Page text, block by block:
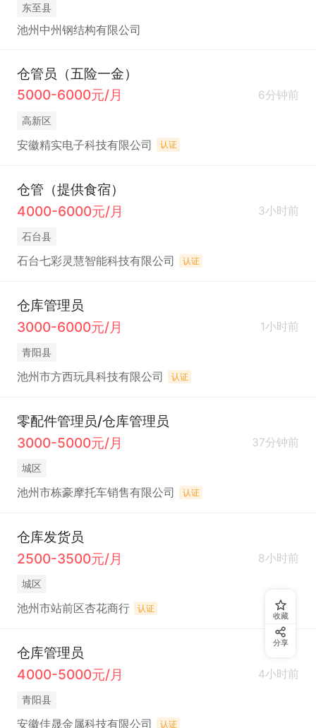
东至县
池州中州钢结构有限公司
仓管员（五险一金）
5000-6000元/月
6分钟前
高新区
安徽精实电子科技有限公司 认证
仓管（提供食宿）
4000-6000元/月
3小时前
石台县
石台七彩灵慧智能科技有限公司 认证
仓库管理员
3000-6000元/月
1小时前
青阳县
池州市方西玩具科技有限公司 认证
零配件管理员/仓库管理员
3000-5000元/月
37分钟前
城区
池州市栋豪摩托车销售有限公司 认证
仓库发货员
2500-3500元/月
8小时前
城区
池州市站前区杏花商行 认证
仓库管理员
4000-5000元/月
4小时前
青阳县
安徽佳晟金属科技有限公司 认证
收藏
分享